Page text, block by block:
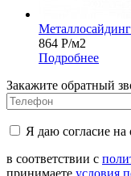
864 Р/м2
Подробнее
Закажите обратный
Я даю согласие
в соответствии с
принимаете условия